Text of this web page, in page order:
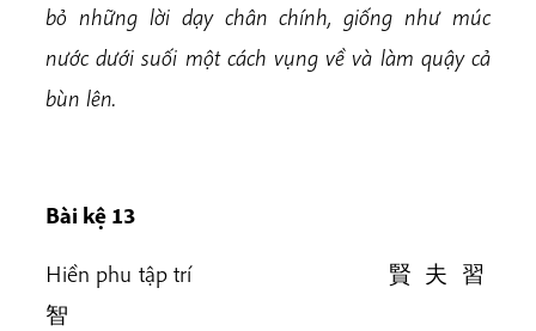
bỏ những lời dạy chân chính, giống như múc
nước dưới suối một cách vụng về và làm quậy cả
bùn lên.
Bài kệ 13
Hiền phu tập trí 賢 夫 習
智